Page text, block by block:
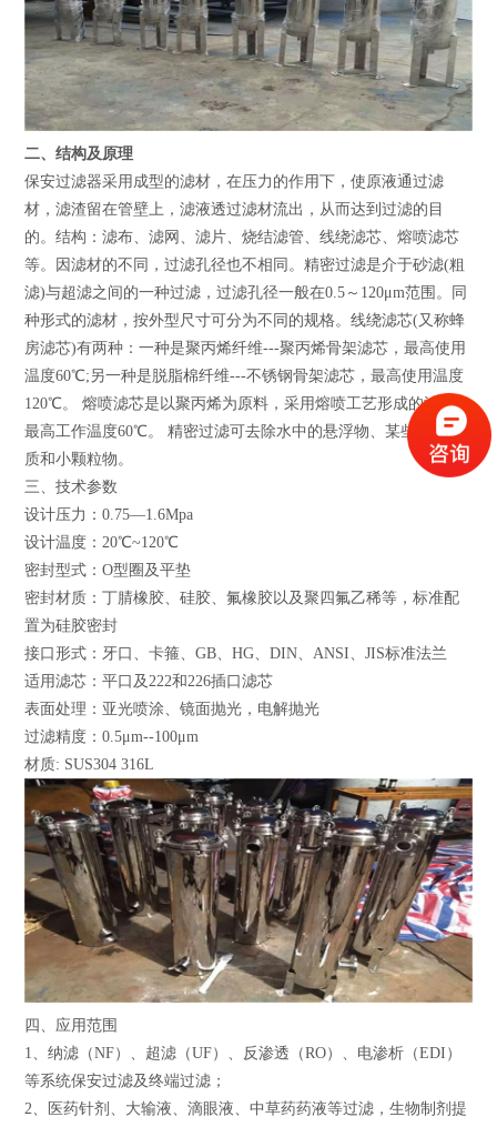
二、结构及原理
保安过滤器采用成型的滤材，在压力的作用下，使原液通过滤
材，滤渣留在管壁上，滤液透过滤材流出，从而达到过滤的目
的。结构：滤布、滤网、滤片、烧结滤管、线绕滤芯、熔喷滤芯
等。因滤材的不同，过滤孔径也不相同。精密过滤是介于砂滤(粗
滤)与超滤之间的一种过滤，过滤孔径一般在0.5～120μm范围。同
种形式的滤材，按外型尺寸可分为不同的规格。线绕滤芯(又称蜂
房滤芯)有两种：一种是聚丙烯纤维---聚丙烯骨架滤芯，最高使用
温度60℃;另一种是脱脂棉纤维---不锈钢骨架滤芯，最高使用温度
120℃。 熔喷滤芯是以聚丙烯为原料，采用熔喷工艺形成的滤材，
最高工作温度60℃。 精密过滤可去除水中的悬浮物、某些胶体物
质和小颗粒物。
三、技术参数
设计压力：0.75—1.6Mpa
设计温度：20℃~120℃
密封型式：O型圈及平垫
密封材质：丁腈橡胶、硅胶、氟橡胶以及聚四氟乙稀等，标准配
置为硅胶密封
接口形式：牙口、卡箍、GB、HG、DIN、ANSI、JIS标准法兰
适用滤芯：平口及222和226插口滤芯
表面处理：亚光喷涂、镜面抛光，电解抛光
过滤精度：0.5μm--100μm
材质: SUS304 316L
四、应用范围
1、纳滤（NF）、超滤（UF）、反渗透（RO）、电渗析（EDI）
等系统保安过滤及终端过滤；
2、医药针剂、大输液、滴眼液、中草药药液等过滤，生物制剂提